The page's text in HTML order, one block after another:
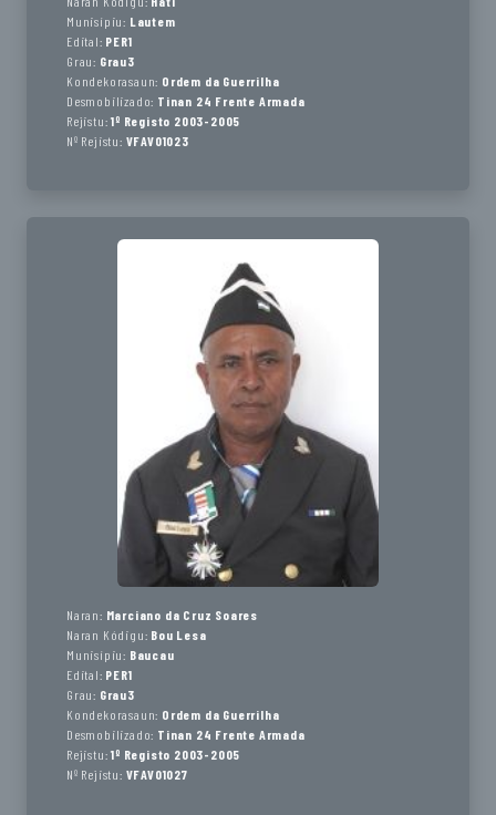
Munisípiu: Lautem
Edital: PER1
Grau: Grau3
Kondekorasaun: Ordem da Guerrilha
Desmobilizado: Tinan 24 Frente Armada
Rejistu: 1º Registo 2003-2005
Nº Rejistu: VFAV01023
Naran: Marciano da Cruz Soares
Naran Kódigu: Bou Lesa
Munisípiu: Baucau
Edital: PER1
Grau: Grau3
Kondekorasaun: Ordem da Guerrilha
Desmobilizado: Tinan 24 Frente Armada
Rejistu: 1º Registo 2003-2005
Nº Rejistu: VFAV01027